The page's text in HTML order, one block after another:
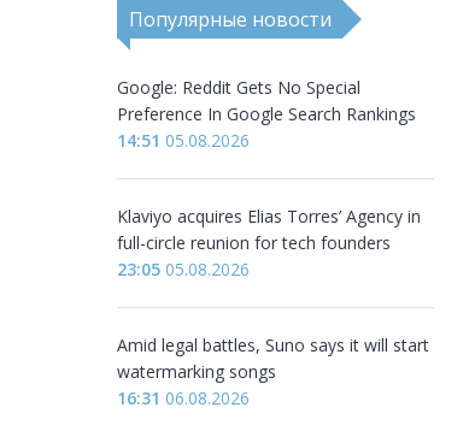
Популярные новости
Google: Reddit Gets No Special
Preference In Google Search Rankings
14:51 05.08.2026
Klaviyo acquires Elias Torres’ Agency in
full-circle reunion for tech founders
23:05 05.08.2026
Amid legal battles, Suno says it will start
watermarking songs
16:31 06.08.2026